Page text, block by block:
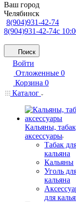
Ваш город
Челябинск
8(904)931-42-74
8(904)931-42-74с
Поиск
Войти
Отложенные 0
Корзина 0
Каталог
Кальяны,
аксессуары
Табак
кальяна
Кальяны
Уголь
кальяна
для